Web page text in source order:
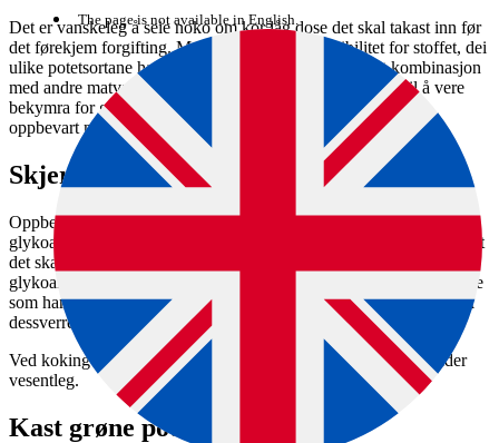
The page is not available in English.
Det er vanskeleg å seie noko om kor låg dose det skal takast inn før
det førekjem forgifting. Menneske har ulik sensibilitet for stoffet, dei
ulike potetsortane har ulikt innhald, og ein trur også at kombinasjon
med andre matvarer har innverknad. Det er ingen grunn til å vere
bekymra for glykoalkaloidforgiftning så lenge potetene blir
oppbevart mørkt og kjølig og dei grøne potetene blir kasserte.
Skjer bort eller skrell
Oppbevarer du poteta kjølig og mørkt, reduserer du danninga av
glykoalkaloider. Dersom poteta har fått ein skade, bør du skjere bort
det skadde området med at par millimeters margin. Det er mest
glykoalkaloider i skalet og rett under, så det er bra å skrelle potetene
som har vore utsette for mykje lys. Ved råskrelling forsvinn likevel
dessverre også ein del nyttige stoff, f.eks vitamin.
Ved koking av potetene blir innhaldet redusert av glykoalkaloider
vesentleg.
Kast grøne poteter